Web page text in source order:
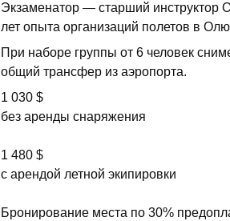
Экзаменатор — старший
лет опыта организаций полетов в
При наборе группы от 6 человек
общий трансфер из аэропорта.
1 030 $
без аренды снаряжения
1 480 $
с арендой летной экипировки
Бронирование места по 30%